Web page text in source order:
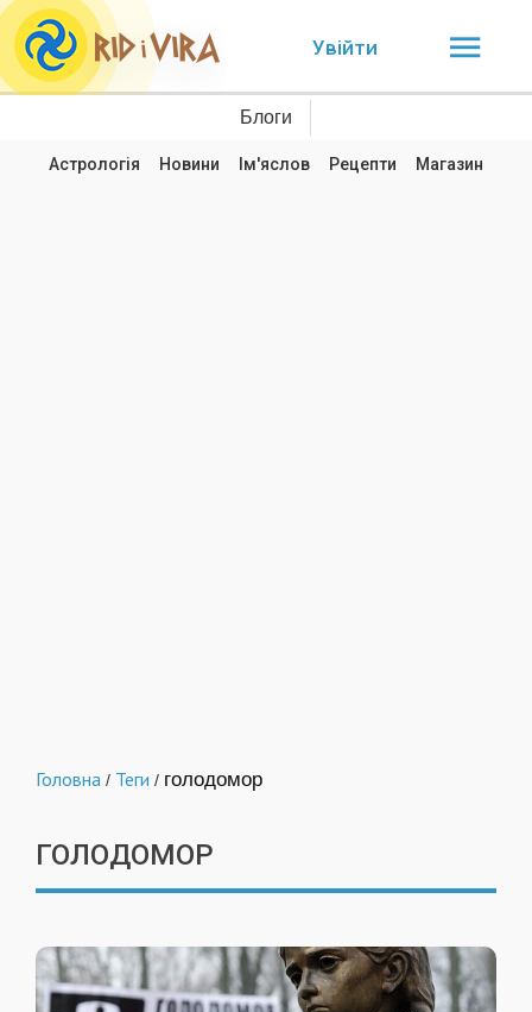
Увійти
Блоги
Астрологія Новини Ім'яслов Рецепти Магазин
Головна / Теги / голодомор
ГОЛОДОМОР